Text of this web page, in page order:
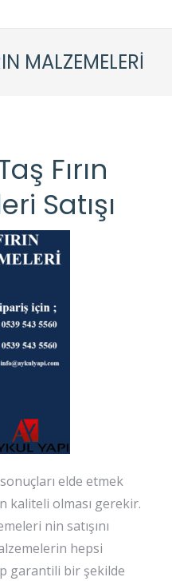
MALZEMELERI
Fırın
Satışı
elde etmek
kaliteli olması gerekir.
nin satışını
hepsi
garantili bir şekilde